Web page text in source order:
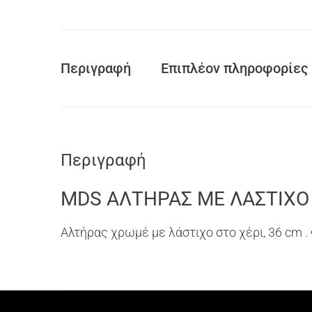
Περιγραφή Επιπλέον πληροφορίες
Περιγραφή
MDS AΛΤΗΡΑΣ ΜΕ
Αλτήρας χρωμέ με λάστιχο στο χέρι, 36 cm .